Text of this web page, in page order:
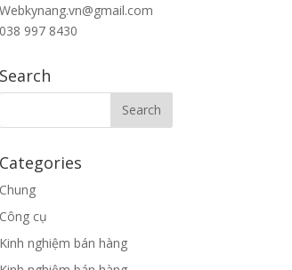
Webkynang.vn@gmail.com
038 997 8430
Search
Categories
Chung
Công cụ
Kinh nghiệm bán hàng